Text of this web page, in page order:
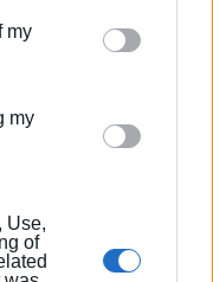
deny consent to
your data for
my
my
Use,
of
συνθήκες».
λόγο του ότι η
επείγουσα και
από το